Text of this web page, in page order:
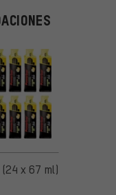
x 67 ml)